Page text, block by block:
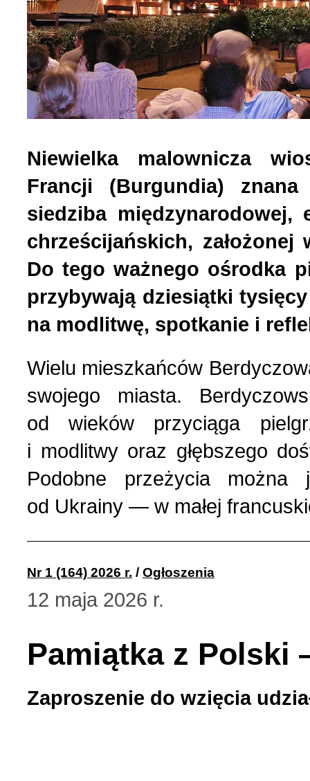
Niewielka malownicza
Francji (Burgundia)
siedziba międzynarodowej,
chrześcijańskich,
Do tego ważnego ośrodka
przybywają dziesiątki
na modlitwę, spotkanie i
Wielu mieszkańców
swojego miasta.
od wieków przyciąga
i modlitwy oraz głębszego
Podobne przeżycia można
od Ukrainy — w małej
Nr 1 (164) 2026 r. / Ogłoszenia
12 maja 2026 r.
Pamiątka z
Zaproszenie do wzięcia